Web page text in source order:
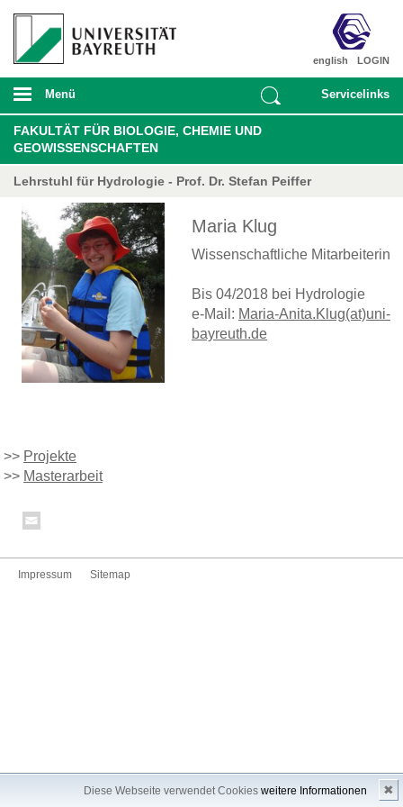
Diese Webseite verwendet Cookies weitere Informationen ✖
LOGIN
english
Menü Servicelinks
FAKULTÄT FÜR BIOLOGIE, CHEMIE UND
GEOWISSENSCHAFTEN
Lehrstuhl für Hydrologie - Prof. Dr. Stefan Peiffer
Maria Klug
Wissenschaftliche Mitarbeiterin
Bis 04/2018 bei Hydrologie
e-Mail: Maria-Anita.Klug(at)uni-
bayreuth.de
>> Projekte
>> Masterarbeit
Impressum Sitemap